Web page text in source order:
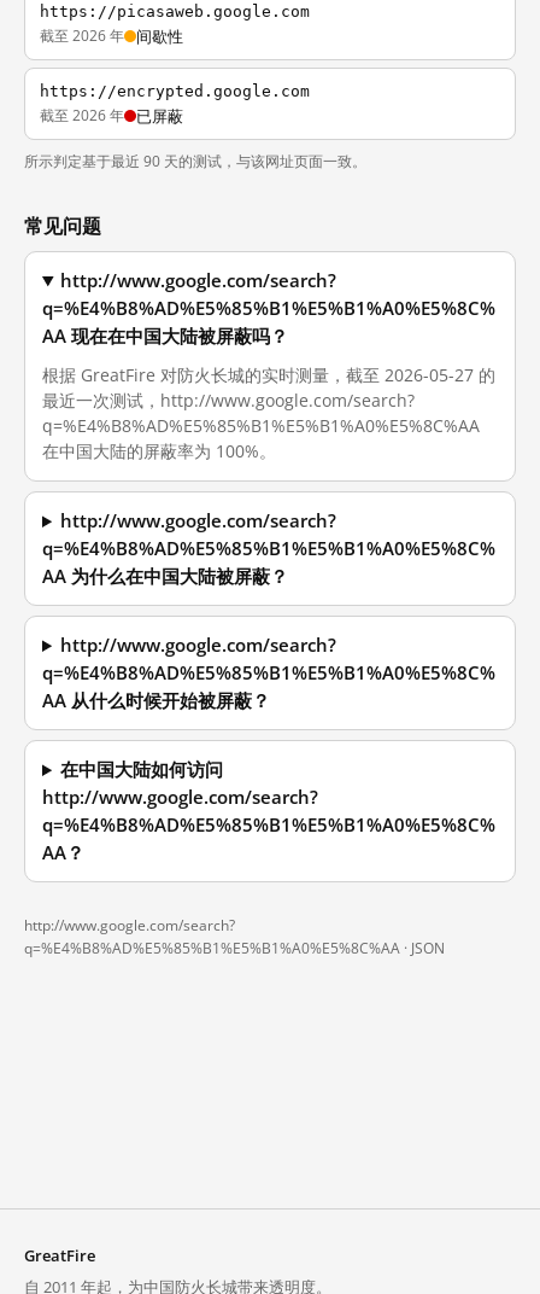
https://picasaweb.google.com
截至 2026 年 间歇性
https://encrypted.google.com
截至 2026 年 已屏蔽
所示判定基于最近 90 天的测试，与该网址页面一致。
常见问题
http://www.google.com/search?
q=%E4%B8%AD%E5%85%B1%E5%B1%A0%E5%8C%
AA 现在在中国大陆被屏蔽吗？
根据 GreatFire 对防火长城的实时测量，截至 2026-05-27 的
最近一次测试，http://www.google.com/search?
q=%E4%B8%AD%E5%85%B1%E5%B1%A0%E5%8C%AA
在中国大陆的屏蔽率为 100%。
http://www.google.com/search?
q=%E4%B8%AD%E5%85%B1%E5%B1%A0%E5%8C%
AA 为什么在中国大陆被屏蔽？
http://www.google.com/search?
q=%E4%B8%AD%E5%85%B1%E5%B1%A0%E5%8C%
AA 从什么时候开始被屏蔽？
在中国大陆如何访问
http://www.google.com/search?
q=%E4%B8%AD%E5%85%B1%E5%B1%A0%E5%8C%
AA？
http://www.google.com/search?
q=%E4%B8%AD%E5%85%B1%E5%B1%A0%E5%8C%AA · JSON
GreatFire
自 2011 年起，为中国防火长城带来透明度。